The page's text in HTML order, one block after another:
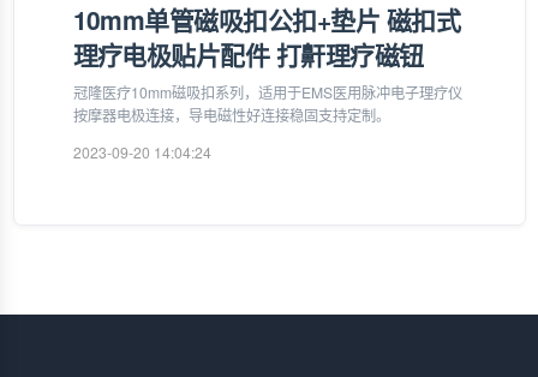
10mm单管磁吸扣公扣+垫片 磁扣式
理疗电极贴片配件 打鼾理疗磁钮
冠隆医疗10mm磁吸扣系列，适用于EMS医用脉冲电子理疗仪
按摩器电极连接，导电磁性好连接稳固支持定制。
2023-09-20 14:04:24